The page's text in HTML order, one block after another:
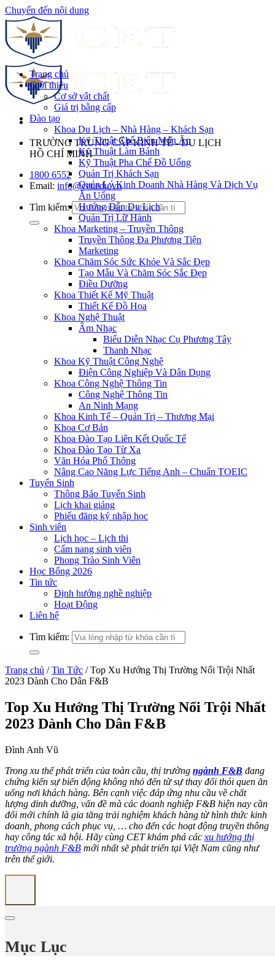
Chuyển đến nội dung
TRƯỜNG TRUNG CẤP KINH TẾ - DU LỊCH
HỒ CHÍ MINH
1800 6552
Email: info@cet.edu.vn
Tìm kiếm:
Trang chủ
Giới thiệu
Cơ sở vật chất
Giá trị bằng cấp
Đào tạo
Khoa Du Lịch – Nhà Hàng – Khách Sạn
Kỹ Thuật Chế Biến Món Ăn
Kỹ Thuật Làm Bánh
Kỹ Thuật Pha Chế Đồ Uống
Quản Trị Khách Sạn
Quản Lý Kinh Doanh Nhà Hàng Và Dịch Vụ
Ăn Uống
Hướng Dẫn Du Lịch
Quản Trị Lữ Hành
Khoa Marketing – Truyền Thông
Truyền Thông Đa Phương Tiện
Marketing
Khoa Chăm Sóc Sức Khỏe Và Sắc Đẹp
Tạo Mẫu Và Chăm Sóc Sắc Đẹp
Điều Dưỡng
Khoa Thiết Kế Mỹ Thuật
Thiết Kế Đồ Họa
Khoa Nghệ Thuật
Âm Nhạc
Biểu Diễn Nhạc Cụ Phương Tây
Thanh Nhạc
Khoa Kỹ Thuật Công Nghệ
Điện Công Nghiệp Và Dân Dụng
Khoa Công Nghệ Thông Tin
Công Nghệ Thông Tin
An Ninh Mạng
Khoa Kinh Tế – Quản Trị – Thương Mại
Khoa Cơ Bản
Khoa Đào Tạo Liên Kết Quốc Tế
Khoa Đào Tạo Từ Xa
Văn Hóa Phổ Thông
Nâng Cao Năng Lực Tiếng Anh – Chuẩn TOEIC
Tuyển Sinh
Thông Báo Tuyển Sinh
Lịch khai giảng
Phiếu đăng ký nhập học
Sinh viên
Lịch học – Lịch thi
Cẩm nang sinh viên
Phong Trào Sinh Viên
Học Bổng 2026
Tin tức
Định hướng nghề nghiệp
Hoạt Động
Liên hệ
Tìm kiếm:
Trang chủ / Tin Tức / Top Xu Hướng Thị Trường Nổi Trội Nhất
2023 Dành Cho Dân F&B
Top Xu Hướng Thị Trường Nổi Trội Nhất
2023 Dành Cho Dân F&B
Đình Anh Vũ
Trong xu thế phát triển của toàn cầu, thị trường ngành F&B đang
chứng kiến sự biến động không nhỏ đến từ sự thay đổi thói quen ăn
uống nơi khách hàng. Bên cạnh việc đáp ứng nhu cầu về chất
lượng dinh dưỡng, vấn đề mà các doanh nghiệp F&B hiện nay cần
đổi mới chính là gia tăng trải nghiệm khách hàng từ hình thức kinh
doanh, phong cách phục vụ, … cho đến các hoạt động truyền thông
hay công tác xã hội. Hãy cùng CET khám phá các xu hướng thị
trường ngành F&B mới nhất sẽ phát triển tại Việt Nam cũng như
trên thế giới.
Mục Lục